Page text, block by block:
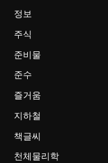
정보
주식
준비물
준수
즐거움
지하철
책글씨
천체물리학